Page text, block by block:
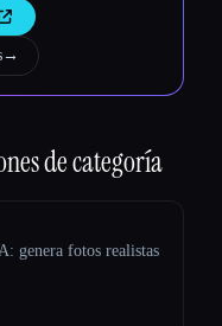
→
de categoría
genera fotos realistas